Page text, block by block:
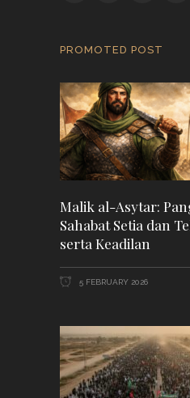
PROMOTED POST
Malik al-Asytar:
Sahabat Setia dan
serta Keadilan
5 FEBRUARY 2026